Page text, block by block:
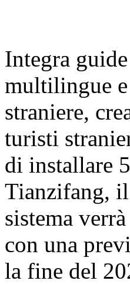
Integra
multilingue
straniere,
turisti
di installare
Tianzifang,
sistema
con una
la fine del